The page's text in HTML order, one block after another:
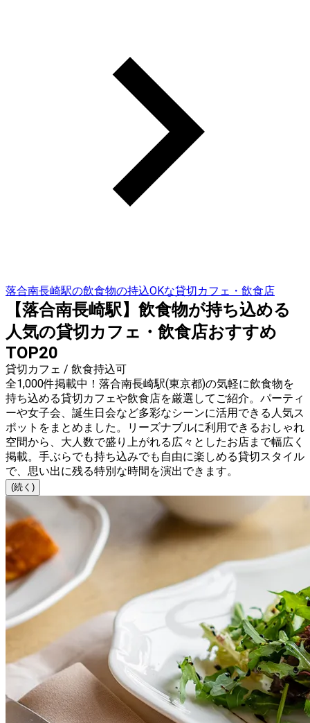
落合南長崎駅の飲食物の持込OKな貸切カフェ・飲食店
【落合南長崎駅】飲食物が持ち込める
人気の貸切カフェ・飲食店おすすめ
TOP20
貸切カフェ / 飲食持込可
全1,000件掲載中！落合南長崎駅(東京都)の気軽に飲食物を
持ち込める貸切カフェや飲食店を厳選してご紹介。パーティ
ーや女子会、誕生日会など多彩なシーンに活用できる人気ス
ポットをまとめました。リーズナブルに利用できるおしゃれ
空間から、大人数で盛り上がれる広々としたお店まで幅広く
掲載。手ぶらでも持ち込みでも自由に楽しめる貸切スタイル
で、思い出に残る特別な時間を演出できます。
(続く)